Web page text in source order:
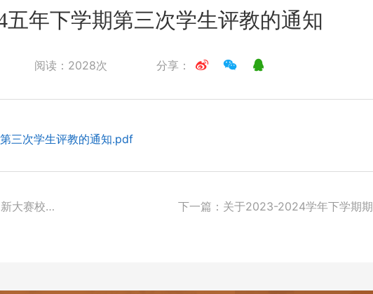
五年下学期第三次学生评教的通知
阅读： 2028次 分享：
三次学生评教的通知.pdf
大赛校赛
下一篇： 关于2023-2024学年下学期